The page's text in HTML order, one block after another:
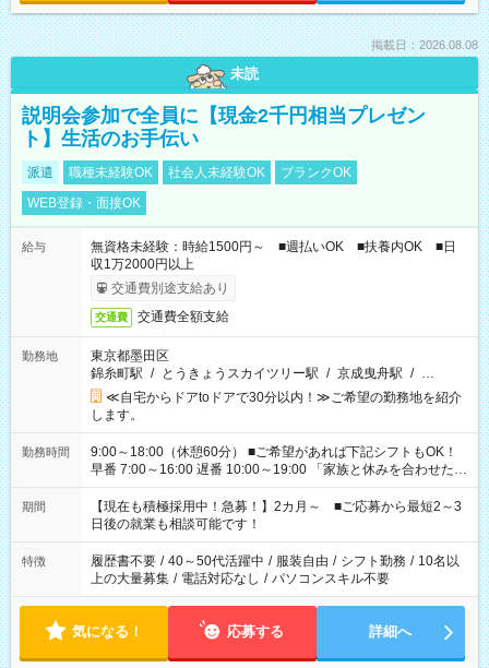
掲載日：2026.08.08
未読
説明会参加で全員に【現金2千円相当プレゼン
ト】生活のお手伝い
派遣 職種未経験OK 社会人未経験OK
ブランクOK
WEB登録・面接OK
給与
無資格未経験：時給1500円～ ■週払いOK ■扶養内OK ■日
収1万2000円以上
交通費別途支給あり
交通費 交通費全額支給
勤務地
東京都墨田区
錦糸町駅 / とうきょうスカイツリー駅 / 京成曳舟駅 / …
≪自宅からドアtoドアで30分以内！≫ご希望の勤務地を紹介
します。
勤務時間
9:00～18:00（休憩60分） ■ご希望があれば下記シフトもOK！
早番 7:00～16:00 遅番 10:00～19:00 「家族と休みを合わせた
い」 「余裕を持って夕飯の準備がしたい」 「できれば残業はし
たくない」 など、ご希望を教えてくださいね。 ※Wワーク希望
の方へ 今ご覧のお仕事で希望する勤務時間と、もう1つのお仕事
の勤務時間。 合計で週40時間を超える場合は応募できません。
期間
【現在も積極採用中！急募！】2カ月～ ■ご応募から最短2～3
日後の就業も相談可能です！
特徴 履歴書不要 / 40～50代活躍中 / 服装自由 / シフト勤務 / 10名以
上の大量募集 / 電話対応なし / パソコンスキル不要
気になる！ 応募する 詳細へ